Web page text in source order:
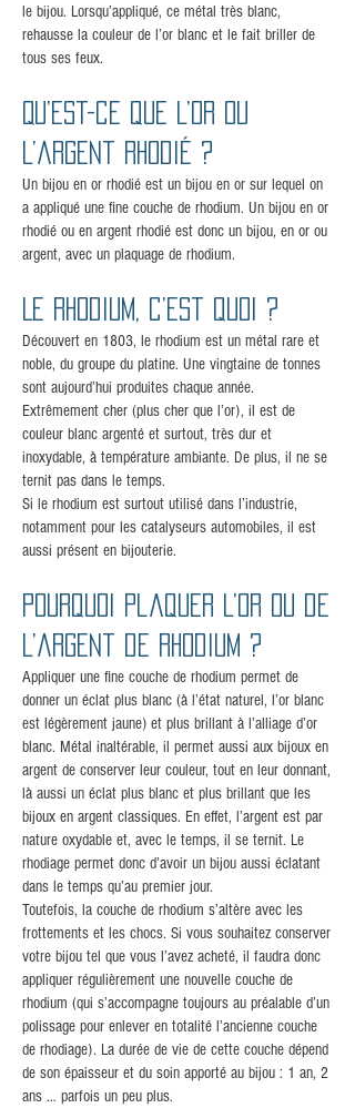
le bijou. Lorsqu’appliqué, ce métal très blanc,
rehausse la couleur de l’or blanc et le fait briller de
tous ses feux.
Qu’est-ce que l’or ou
l’argent rhodié ?
Un bijou en or rhodié est un bijou en or sur lequel on
a appliqué une fine couche de rhodium. Un bijou en or
rhodié ou en argent rhodié est donc un bijou, en or ou
argent, avec un plaquage de rhodium.
Le rhodium, c’est quoi ?
Découvert en 1803, le rhodium est un métal rare et
noble, du groupe du platine. Une vingtaine de tonnes
sont aujourd’hui produites chaque année.
Extrêmement cher (plus cher que l’or), il est de
couleur blanc argenté et surtout, très dur et
inoxydable, à température ambiante. De plus, il ne se
ternit pas dans le temps.
Si le rhodium est surtout utilisé dans l’industrie,
notamment pour les catalyseurs automobiles, il est
aussi présent en bijouterie.
Pourquoi plaquer l’or ou de
l’argent de rhodium ?
Appliquer une fine couche de rhodium permet de
donner un éclat plus blanc (à l’état naturel, l’or blanc
est légèrement jaune) et plus brillant à l’alliage d’or
blanc. Métal inaltérable, il permet aussi aux bijoux en
argent de conserver leur couleur, tout en leur donnant,
là aussi un éclat plus blanc et plus brillant que les
bijoux en argent classiques. En effet, l’argent est par
nature oxydable et, avec le temps, il se ternit. Le
rhodiage permet donc d’avoir un bijou aussi éclatant
dans le temps qu’au premier jour.
Toutefois, la couche de rhodium s’altère avec les
frottements et les chocs. Si vous souhaitez conserver
votre bijou tel que vous l’avez acheté, il faudra donc
appliquer régulièrement une nouvelle couche de
rhodium (qui s’accompagne toujours au préalable d’un
polissage pour enlever en totalité l’ancienne couche
de rhodiage). La durée de vie de cette couche dépend
de son épaisseur et du soin apporté au bijou : 1 an, 2
ans … parfois un peu plus.